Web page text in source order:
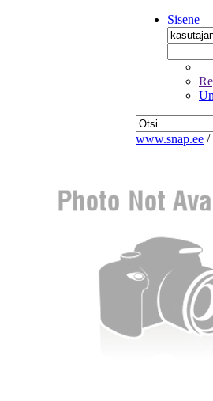
Sisene
www.snap.ee /
Kogus:
Paberi
Eemalda kõik pildid tellimusest
Miinimum tellimus on 1.60 €